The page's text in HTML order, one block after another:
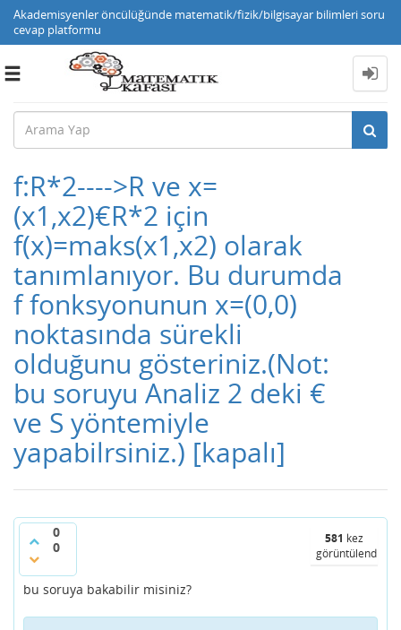
Akademisyenler öncülüğünde matematik/fizik/bilgisayar bilimleri soru
cevap platformu
Toggle
f:R*2---->R ve x=
(x1,x2)€R*2 için
f(x)=maks(x1,x2) olarak
tanımlanıyor. Bu durumda
f fonksyonunun x=(0,0)
noktasında sürekli
olduğunu gösteriniz.(Not:
bu soruyu Analiz 2 deki €
ve S yöntemiyle
yapabilrsiniz.) [kapalı]
0
0
581 kez
görüntülendi
bu soruya bakabilir misiniz?